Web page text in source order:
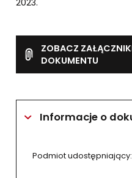
ZOBACZ
DOKUMENTU
Informacje o
Podmiot udostępniający: